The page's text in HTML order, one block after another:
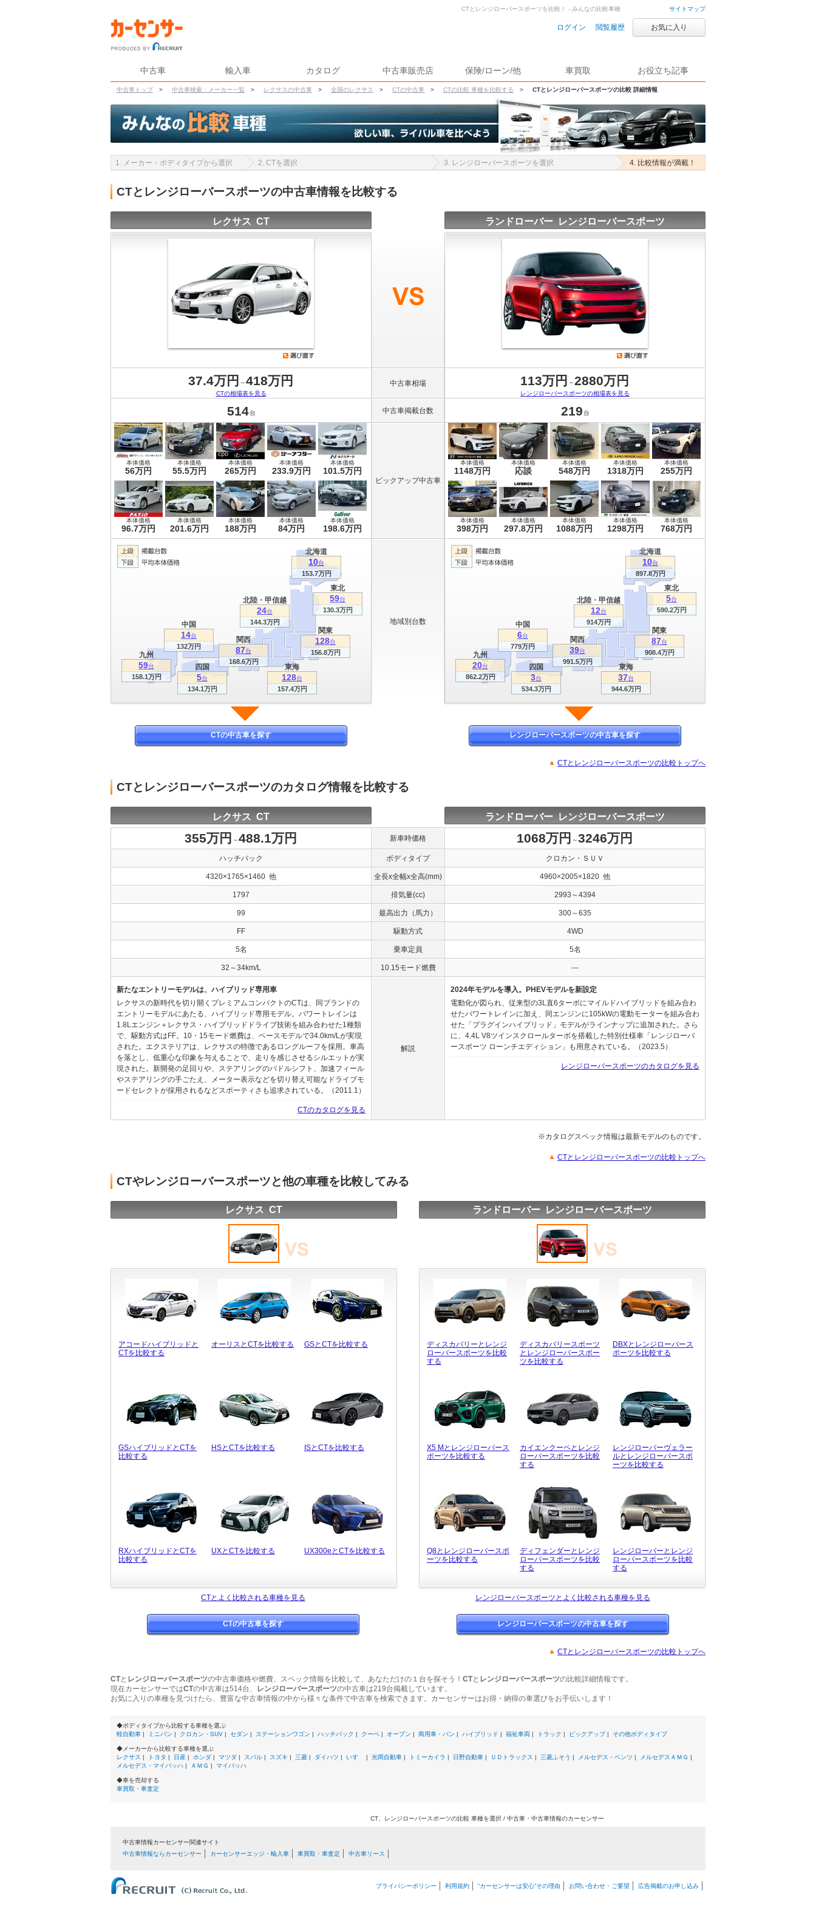
サイトマップ
ログイン 閲覧履歴 お気に入り
中古車 輸入車 カタログ 中古車販売店 保険/ローン/他 車買取 お役立ち記事
中古車トップ > 中古車検索：メーカー一覧 > レクサスの中古車 > 全国のレクサス > CTの中古車 > CTの比較 車種を比較する > CTとレンジローバースポーツの比較 詳細情報
CTとレンジローバースポーツを比較！ - みんなの比較車種
1. メーカー・ボディタイプから選択 2. CTを選択 3. レンジローバースポーツを選択 4. 比較情報が満載！
CTとレンジローバースポーツの中古車情報を比較する
レクサス CT ランドローバー レンジローバースポーツ
37.4万円 ～418万円
CTの相場表を見る
中古車相場 113万円 ～2880万円
レンジローバースポーツの相場表を見る
514 台 中古車掲載台数 219 台
本体価格
56万円
本体価格
55.5万円
本体価格
265万円
本体価格
233.9万円
本体価格
101.5万円
本体価格
96.7万円
本体価格
201.6万円
本体価格
188万円
本体価格
84万円
本体価格
198.6万円
ピックアップ中古車
本体価格
1148万円
本体価格
応談
本体価格
548万円
本体価格
1318万円
本体価格
255万円
本体価格
398万円
本体価格
297.8万円
本体価格
1088万円
本体価格
1298万円
本体価格
768万円
関東
128台
156.8万円
関西
87台
168.6万円
東海
128台
157.4万円
北海道
10台
153.7万円
九州
59台
158.1万円
東北
59台
130.3万円
北陸・甲信越
24台
144.3万円
中国
14台
132万円
四国
5台
134.1万円
地域別台数
関東
87台
908.4万円
関西
39台
991.5万円
東海
37台
944.6万円
北海道
10台
897.8万円
九州
20台
862.2万円
東北
5台
590.2万円
北陸・甲信越
12台
914万円
中国
6台
779万円
四国
3台
534.3万円
CTの中古車を探す レンジローバースポーツの中古車を探す
CTとレンジローバースポーツの比較トップへ
CTとレンジローバースポーツのカタログ情報を比較する
レクサス CT ランドローバー レンジローバースポーツ
355万円 ～488.1万円 新車時価格 1068万円 ～3246万円
ハッチバック ボディタイプ クロカン・ＳＵＶ
4320×1765×1460 他 全長x全幅x全高(mm) 4960×2005×1820 他
1797 排気量(cc) 2993～4394
99 最高出力（馬力） 300～635
FF 駆動方式 4WD
5名 乗車定員 5名
32～34km/L 10.15モード燃費 ---
新たなエントリーモデルは、ハイブリッド専用車
レクサスの新時代を切り開くプレミアムコンパクトのCTは、同ブランドの
エントリーモデルにあたる、ハイブリッド専用モデル。パワートレインは
1.8Lエンジン＋レクサス・ハイブリッドドライブ技術を組み合わせた1種類
で、駆動方式はFF。10・15モード燃費は、ベースモデルで34.0km/Lが実現
された。エクステリアは、レクサスの特徴であるロングルーフを採用。車高
を落とし、低重心な印象を与えることで、走りを感じさせるシルエットが実
現された。新開発の足回りや、ステアリングのパドルシフト、加速フィール
やステアリングの手ごたえ、メーター表示などを切り替え可能なドライブモ
ードセレクトが採用されるなどスポーティさも追求されている。（2011.1）
CTのカタログを見る
解説
2024年モデルを導入。PHEVモデルを新設定
電動化が図られ、従来型の3L直6ターボにマイルドハイブリッドを組み合わ
せたパワートレインに加え、同エンジンに105kWの電動モーターを組み合わ
せた「プラグインハイブリッド」モデルがラインナップに追加された。さら
に、4.4L V8ツインスクロールターボを搭載した特別仕様車「レンジローバ
ースポーツ ローンチエディション」も用意されている。（2023.5）
レンジローバースポーツのカタログを見る
※カタログスペック情報は最新モデルのものです。
CTとレンジローバースポーツの比較トップへ
CTやレンジローバースポーツと他の車種を比較してみる
レクサス CT
アコードハイブリッドと
CTを比較する
オーリスとCTを比較する GSとCTを比較する
GSハイブリッドとCTを
比較する
HSとCTを比較する ISとCTを比較する
RXハイブリッドとCTを
比較する
UXとCTを比較する UX300eとCTを比較する
ランドローバー レンジローバースポーツ
ディスカバリーとレンジ
ローバースポーツを比較
する
ディスカバリースポーツ
とレンジローバースポー
ツを比較する
DBXとレンジローバース
ポーツを比較する
X5 Mとレンジローバース
ポーツを比較する
カイエンクーペとレンジ
ローバースポーツを比較
する
レンジローバーヴェラー
ルとレンジローバースポ
ーツを比較する
Q8とレンジローバースポ
ーツを比較する
ディフェンダーとレンジ
ローバースポーツを比較
する
レンジローバーとレンジ
ローバースポーツを比較
する
CTとよく比較される車種を見る レンジローバースポーツとよく比較される車種を見る
CTの中古車を探す レンジローバースポーツの中古車を探す
CTとレンジローバースポーツの比較トップへ
CTと レンジローバースポーツの中古車価格や燃費、スペック情報を比較して、あなただけの１台を探そう！ CTと レンジローバースポーツの比較詳細情報です。
現在カーセンサーではCTの中古車は514台、 レンジローバースポーツの中古車は219台掲載しています。
お気に入りの車種を見つけたら、豊富な中古車情報の中から様々な条件で中古車を検索できます。カーセンサーはお得・納得の車選びをお手伝いします！
◆ボディタイプから比較する車種を選ぶ
軽自動車 | ミニバン | クロカン・SUV | セダン | ステーションワゴン | ハッチバック | クーペ | オープン | 商用車・バン | ハイブリッド | 福祉車両 | トラック | ピックアップ| その他ボディタイプ
◆メーカーから比較する車種を選ぶ
レクサス | トヨタ | 日産 | ホンダ | マツダ | スバル | スズキ | 三菱 | ダイハツ | いすゞ | 光岡自動車 | トミーカイラ | 日野自動車 | ＵＤトラックス | 三菱ふそう | メルセデス・ベンツ | メルセデスＡＭＧ |
メルセデス・マイバッハ | ＡＭＧ | マイバッハ
◆車を売却する
車買取・車査定
CT、レンジローバースポーツの比較 車種を選択 / 中古車・中古車情報のカーセンサー
中古車情報カーセンサー関連サイト
中古車情報ならカーセンサー
カーセンサーエッジ・輸入車 車買取・車査定 中古車リース
プライバシーポリシー 利用規約 “カーセンサーは安心”その理由 お問い合わせ・ご要望 広告掲載のお申し込み